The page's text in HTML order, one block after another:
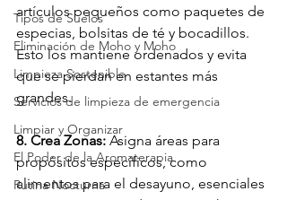
Tipos de Suelos
Eliminación de Moho y Moho
Limpieza Sostenible
Servicios de limpieza de emergencia
Limpiar y Organizar
El Poder de la Aromaterapia
Rutina Nocturna
artículos pequeños como paquetes de
especias, bolsitas de té y bocadillos.
Esto los mantiene ordenados y evita
que se pierdan en estantes más
grandes.
8. Crea Zonas: Asigna áreas para
propósitos específicos, como
alimentos para el desayuno, esenciales